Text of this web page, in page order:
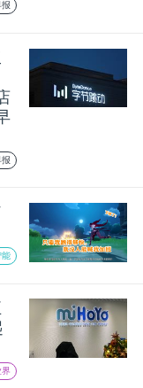
能
界